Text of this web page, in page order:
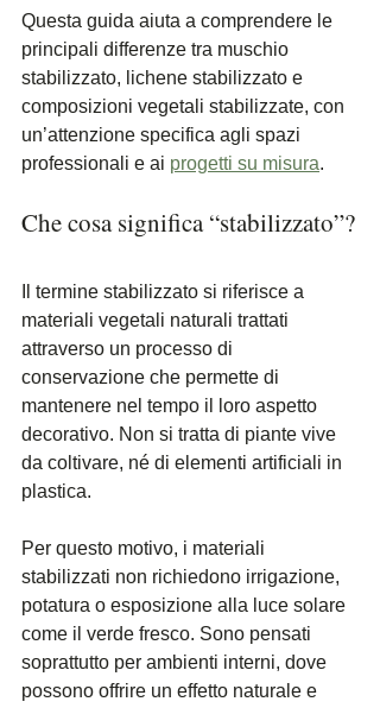
Questa guida aiuta a comprendere le
principali differenze tra muschio
stabilizzato, lichene stabilizzato e
composizioni vegetali stabilizzate, con
un’attenzione specifica agli spazi
professionali e ai progetti su misura.
Che cosa significa “stabilizzato”?
Il termine stabilizzato si riferisce a
materiali vegetali naturali trattati
attraverso un processo di
conservazione che permette di
mantenere nel tempo il loro aspetto
decorativo. Non si tratta di piante vive
da coltivare, né di elementi artificiali in
plastica.
Per questo motivo, i materiali
stabilizzati non richiedono irrigazione,
potatura o esposizione alla luce solare
come il verde fresco. Sono pensati
soprattutto per ambienti interni, dove
possono offrire un effetto naturale e